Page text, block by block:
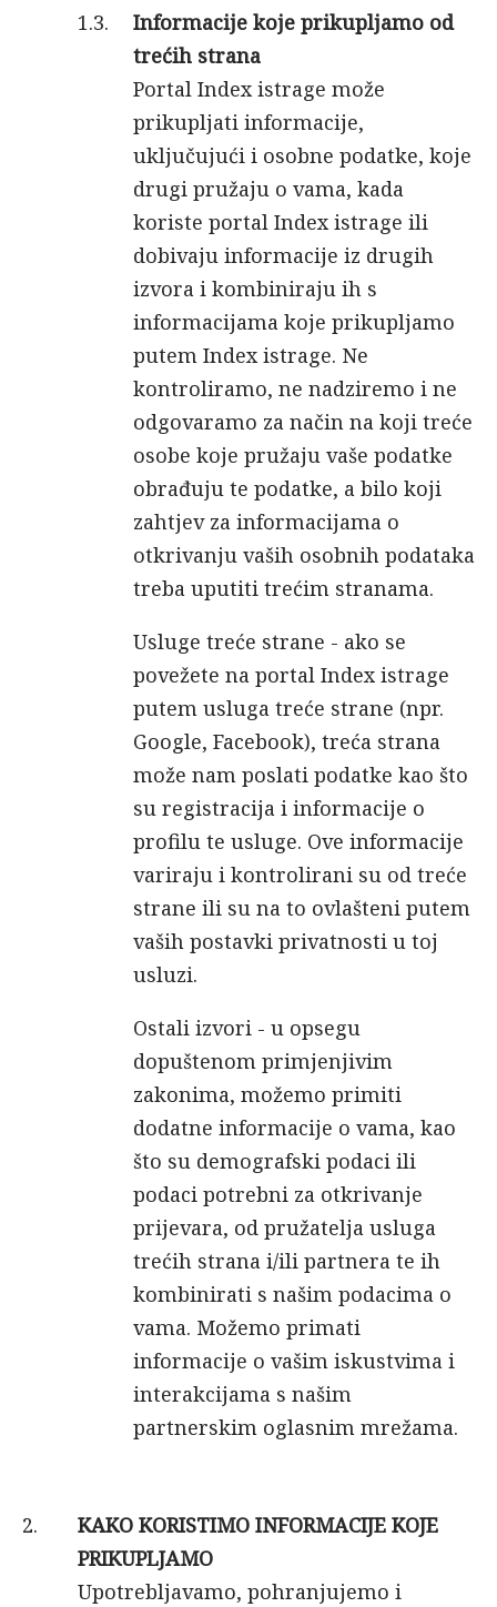
Informacije koje prikupljamo od
trećih strana
Portal Index istrage može
prikupljati informacije,
uključujući i osobne podatke, koje
drugi pružaju o vama, kada
koriste portal Index istrage ili
dobivaju informacije iz drugih
izvora i kombiniraju ih s
informacijama koje prikupljamo
putem Index istrage. Ne
kontroliramo, ne nadziremo i ne
odgovaramo za način na koji treće
osobe koje pružaju vaše podatke
obrađuju te podatke, a bilo koji
zahtjev za informacijama o
otkrivanju vaših osobnih podataka
treba uputiti trećim stranama.
Usluge treće strane - ako se
povežete na portal Index istrage
putem usluga treće strane (npr.
Google, Facebook), treća strana
može nam poslati podatke kao što
su registracija i informacije o
profilu te usluge. Ove informacije
variraju i kontrolirani su od treće
strane ili su na to ovlašteni putem
vaših postavki privatnosti u toj
usluzi.
Ostali izvori - u opsegu
dopuštenom primjenjivim
zakonima, možemo primiti
dodatne informacije o vama, kao
što su demografski podaci ili
podaci potrebni za otkrivanje
prijevara, od pružatelja usluga
trećih strana i/ili partnera te ih
kombinirati s našim podacima o
vama. Možemo primati
informacije o vašim iskustvima i
interakcijama s našim
partnerskim oglasnim mrežama.
KAKO KORISTIMO INFORMACIJE KOJE
PRIKUPLJAMO
Upotrebljavamo, pohranjujemo i